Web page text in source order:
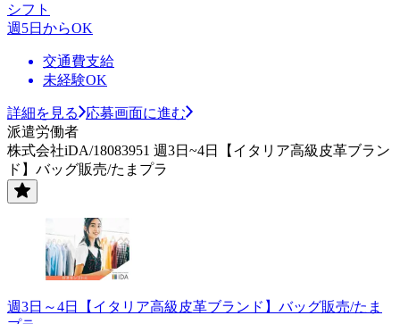
シフト
週5日からOK
交通費支給
未経験OK
詳細を見る
応募画面に進む
派遣労働者
株式会社iDA/18083951 週3日~4日【イタリア高級皮革ブラン
ド】バッグ販売/たまプラ
週3日～4日【イタリア高級皮革ブランド】バッグ販売/たま